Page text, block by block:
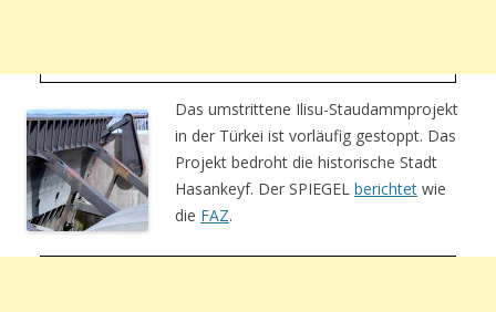
Das umstrittene Ilisu-Staudammprojekt
in der Türkei ist vorläufig gestoppt. Das
Projekt bedroht die historische Stadt
Hasankeyf. Der SPIEGEL berichtet wie
die FAZ.